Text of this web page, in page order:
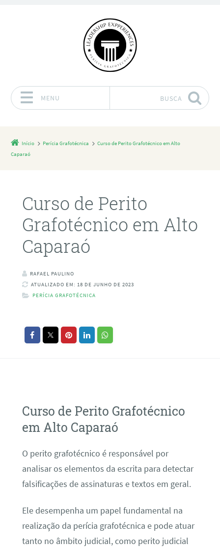
MENU BUSCA
Início Perícia Grafotécnica
Curso de Perito Grafotécnico em Alto
Caparaó
Curso de Perito
Grafotécnico em Alto
Caparaó
RAFAEL PAULINO
ATUALIZADO EM: 18 DE JUNHO DE 2023
PERÍCIA GRAFOTÉCNICA
Curso de Perito Grafotécnico
em Alto Caparaó
O perito grafotécnico é responsável por
analisar os elementos da escrita para detectar
falsificações de assinaturas e textos em geral.
Ele desempenha um papel fundamental na
realização da perícia grafotécnica e pode atuar
tanto no âmbito judicial, como perito judicial